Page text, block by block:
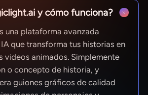
y cómo funciona?
una plataforma avanzada
que transforma tus historias en
videos animados. Simplemente
o concepto de historia, y
guiones gráficos de calidad